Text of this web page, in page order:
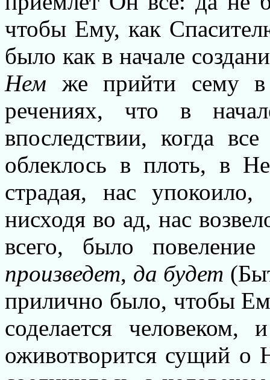
чтобы Ему, как
было как в начале
Нем же прийти сему
речениях, что в
впоследствии, когда
облеклось в плоть, в
страдая, нас
нисходя во ад, нас
всего, было
произведет, да будет
прилично было, чтобы
соделается
оживотворится сущий о